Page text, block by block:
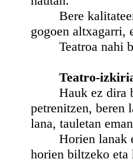
Bere kalitateeri
gogoen altxagarri,
Teatroa nahi
Teatro-
Hauk ez dira
petrenitzen, beren
lana, tauletan
Horien lanak ez
horien biltzeko eta